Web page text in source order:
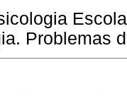
Problemas